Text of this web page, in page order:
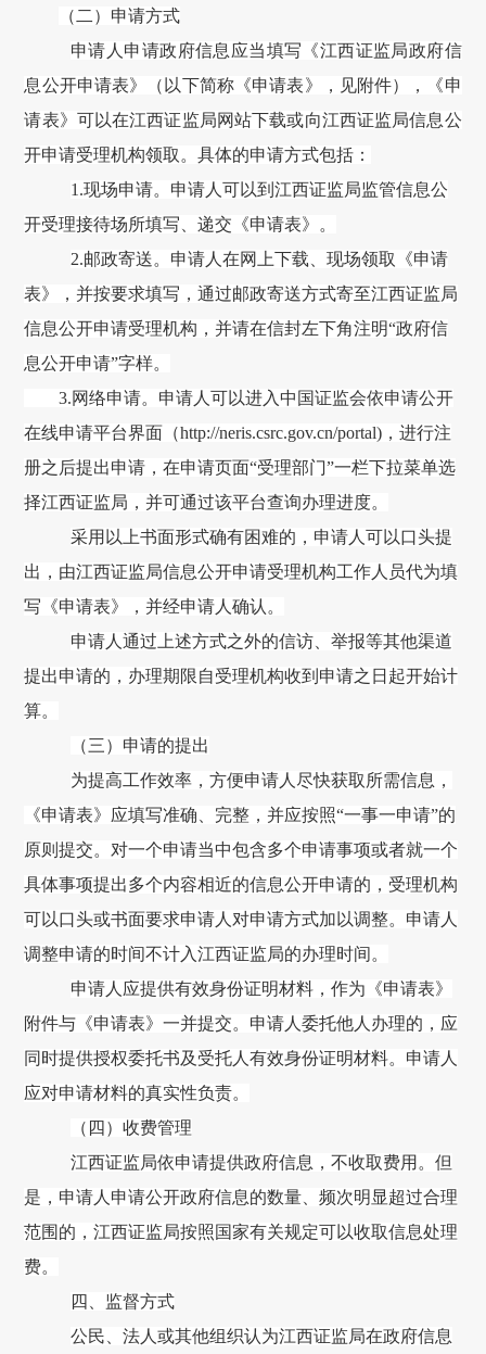
（二）申请方式
申请人申请政府信息应当填写《江西证监局政府信
息公开申请表》（以下简称《申请表》，见附件），《申
请表》可以在江西证监局网站下载或向江西证监局信息公
开申请受理机构领取。具体的申请方式包括：
1.现场申请。申请人可以到江西证监局监管信息公
开受理接待场所填写、递交《申请表》。
2.邮政寄送。申请人在网上下载、现场领取《申请
表》，并按要求填写，通过邮政寄送方式寄至江西证监局
信息公开申请受理机构，并请在信封左下角注明“政府信
息公开申请”字样。
3.网络申请。申请人可以进入中国证监会依申请公开
在线申请平台界面（http://neris.csrc.gov.cn/portal)，进行注
册之后提出申请，在申请页面“受理部门”一栏下拉菜单选
择江西证监局，并可通过该平台查询办理进度。
采用以上书面形式确有困难的，申请人可以口头提
出，由江西证监局信息公开申请受理机构工作人员代为填
写《申请表》，并经申请人确认。
申请人通过上述方式之外的信访、举报等其他渠道
提出申请的，办理期限自受理机构收到申请之日起开始计
算。
（三）申请的提出
为提高工作效率，方便申请人尽快获取所需信息，
《申请表》应填写准确、完整，并应按照“一事一申请”的
原则提交。对一个申请当中包含多个申请事项或者就一个
具体事项提出多个内容相近的信息公开申请的，受理机构
可以口头或书面要求申请人对申请方式加以调整。申请人
调整申请的时间不计入江西证监局的办理时间。
申请人应提供有效身份证明材料，作为《申请表》
附件与《申请表》一并提交。申请人委托他人办理的，应
同时提供授权委托书及受托人有效身份证明材料。申请人
应对申请材料的真实性负责。
（四）收费管理
江西证监局依申请提供政府信息，不收取费用。但
是，申请人申请公开政府信息的数量、频次明显超过合理
范围的，江西证监局按照国家有关规定可以收取信息处理
费。
四、监督方式
公民、法人或其他组织认为江西证监局在政府信息